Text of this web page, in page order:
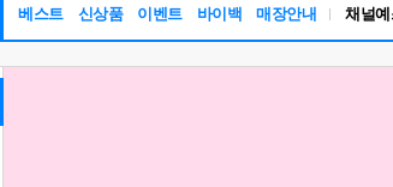
베스트 신상품 이벤트 바이백 매장안내 채널예